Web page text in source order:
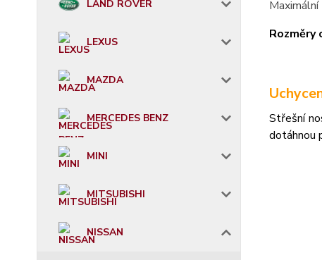
LAND ROVER
LEXUS
MAZDA
MERCEDES BENZ
MINI
MITSUBISHI
NISSAN
Maximální
Střešní
dotáhnou